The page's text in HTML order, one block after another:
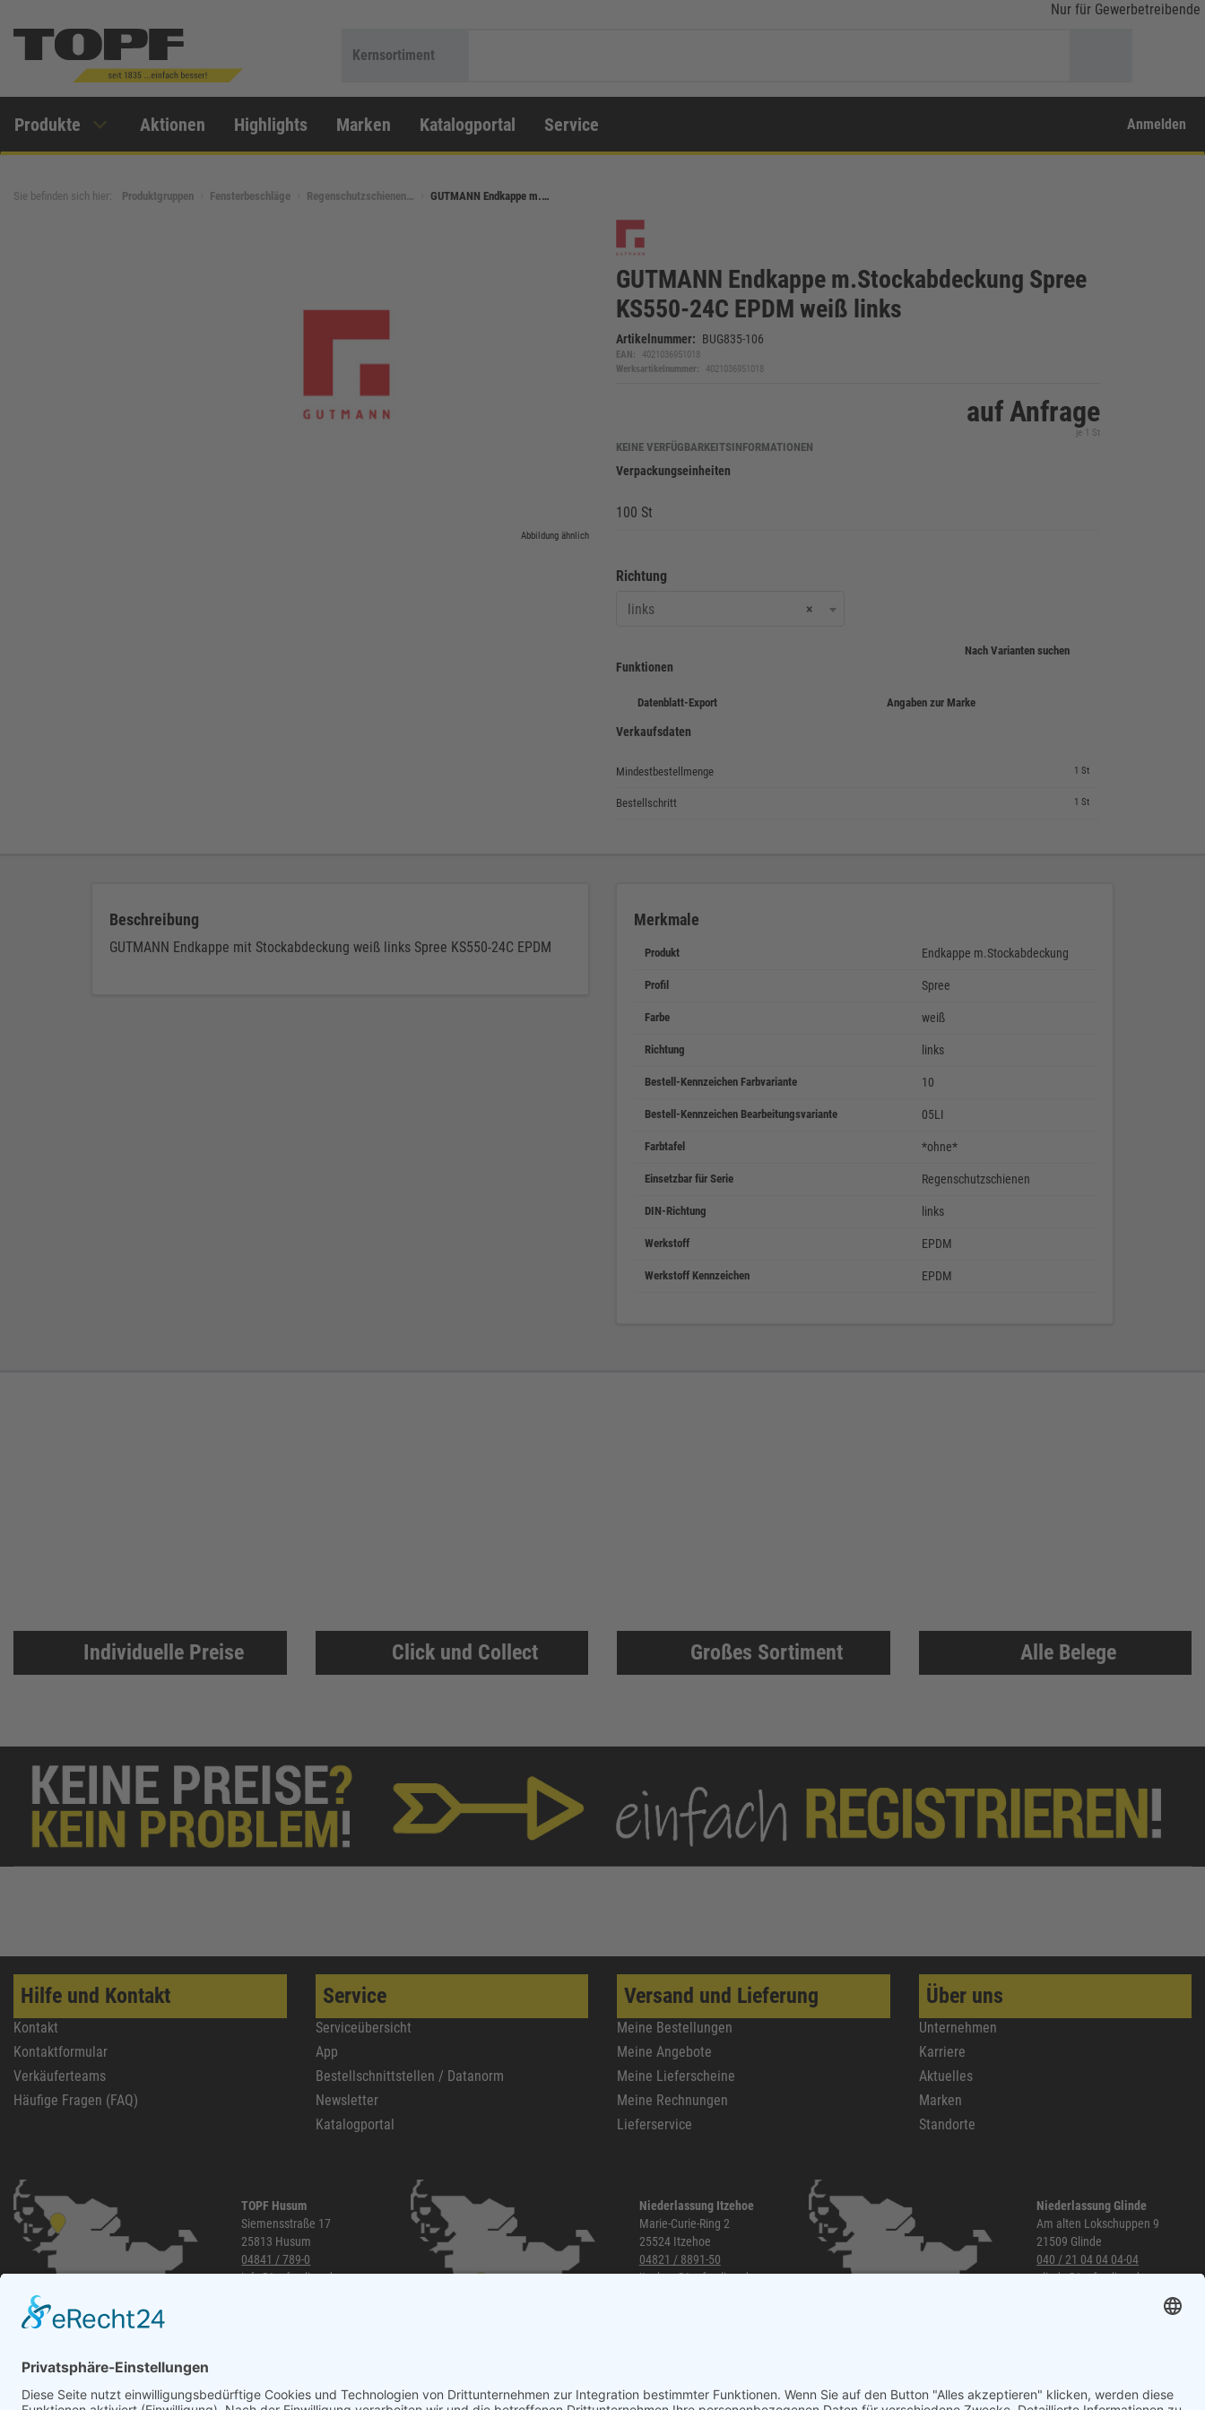
Nur für Gewerbetreibende
Kernsortiment
Produkte Aktionen Highlights Marken Katalogportal Service Anmelden
Sie befinden sich hier: Produktgruppen Fensterbeschläge Regenschutzschienen… GUTMANN Endkappe m.…
Abbildung ähnlich
GUTMANN Endkappe m.Stockabdeckung Spree
KS550-24C EPDM weiß links
Artikelnummer: BUG835-106
EAN:
4021036951018
Werksartikelnummer:
4021036951018
auf Anfrage
je 1 St
KEINE VERFÜGBARKEITSINFORMATIONEN
Verpackungseinheiten
100 St
Richtung
×
links
Nach Varianten suchen
Funktionen
Datenblatt-Export Angaben zur Marke
Verkaufsdaten
Mindestbestellmenge 1 St
Bestellschritt 1 St
Beschreibung
GUTMANN Endkappe mit Stockabdeckung weiß links Spree KS550-24C EPDM
Merkmale
Produkt Endkappe m.Stockabdeckung
Profil Spree
Farbe weiß
Richtung links
Bestell-Kennzeichen Farbvariante 10
Bestell-Kennzeichen Bearbeitungsvariante 05LI
Farbtafel *ohne*
Einsetzbar für Serie Regenschutzschienen
DIN-Richtung links
Werkstoff EPDM
Werkstoff Kennzeichen EPDM
Individuelle Preise Click und Collect Großes Sortiment Alle Belege
Hilfe und Kontakt
Kontakt
Kontaktformular
Verkäuferteams
Häufige Fragen (FAQ)
Service
Serviceübersicht
App
Bestellschnittstellen / Datanorm
Newsletter
Katalogportal
Versand und Lieferung
Meine Bestellungen
Meine Angebote
Meine Lieferscheine
Meine Rechnungen
Lieferservice
Über uns
Unternehmen
Karriere
Aktuelles
Marken
Standorte
TOPF Husum
Siemensstraße 17
25813 Husum
04841 / 789-0
info@topf-online.de
Niederlassung Itzehoe
Marie-Curie-Ring 2
25524 Itzehoe
04821 / 8891-50
itzehoe@topf-online.de
Niederlassung Glinde
Am alten Lokschuppen 9
21509 Glinde
040 / 21 04 04 04-04
glinde@topf-online.de